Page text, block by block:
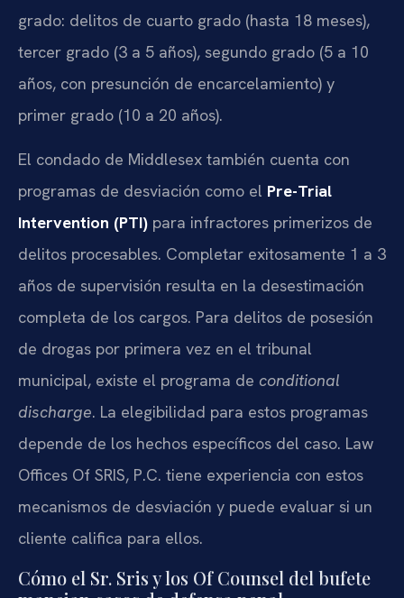
grado: delitos de cuarto grado (hasta 18 meses),
tercer grado (3 a 5 años), segundo grado (5 a 10
años, con presunción de encarcelamiento) y
primer grado (10 a 20 años).
El condado de Middlesex también cuenta con
programas de desviación como el Pre-Trial
Intervention (PTI) para infractores primerizos de
delitos procesables. Completar exitosamente 1 a 3
años de supervisión resulta en la desestimación
completa de los cargos. Para delitos de posesión
de drogas por primera vez en el tribunal
municipal, existe el programa de conditional
discharge. La elegibilidad para estos programas
depende de los hechos específicos del caso. Law
Offices Of SRIS, P.C. tiene experiencia con estos
mecanismos de desviación y puede evaluar si un
cliente califica para ellos.
Cómo el Sr. Sris y los Of Counsel del bufete